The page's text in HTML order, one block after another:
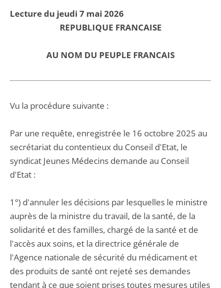
Lecture du jeudi 7 mai 2026
REPUBLIQUE FRANCAISE
AU NOM DU PEUPLE FRANCAIS
Vu la procédure suivante :
Par une requête, enregistrée le 16 octobre 2025 au
secrétariat du contentieux du Conseil d'Etat, le
syndicat Jeunes Médecins demande au Conseil
d'Etat :
1°) d'annuler les décisions par lesquelles le ministre
auprès de la ministre du travail, de la santé, de la
solidarité et des familles, chargé de la santé et de
l'accès aux soins, et la directrice générale de
l'Agence nationale de sécurité du médicament et
des produits de santé ont rejeté ses demandes
tendant à ce que soient prises toutes mesures utiles